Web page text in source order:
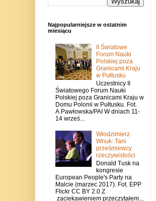
Najpopularniejsze w ostatnim
miesiącu
II Światowe
Forum Nauki
Polskiej poza
Granicami Kraju
w Pułtusku
Uczestnicy II
Światowego Forum Nauki
Polskiej poza Granicami Kraju w
Domu Polonii w Pułtusku. Fot.
A.Pawłowska/PAI W dniach 11-
14 wrześ...
Włodzimierz
Wnuk: Tani
prześmiewcy
rzeczywistości
Donald Tusk na
kongresie
European People's Party na
Malcie (marzec 2017). Fot. EPP
Flickr CC BY 2.0 Z
zaciekawieniem przeczytałem...